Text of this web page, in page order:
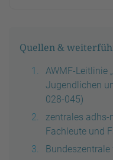
Quellen &
AWMF-Leitlinie
Jugendlichen
028-045)
zentrales
Fachleute und